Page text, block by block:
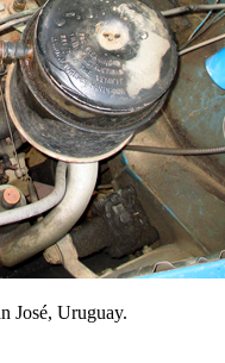
José, Uruguay.